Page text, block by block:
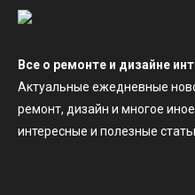
Все о ремонте и дизайне
Актуальные ежедневные
ремонт, дизайн и многое
интересные и полезные